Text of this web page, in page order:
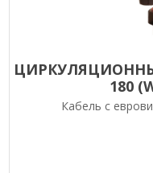
180
Кабель с